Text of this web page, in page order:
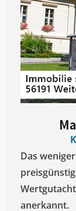
Das
anerkannt.